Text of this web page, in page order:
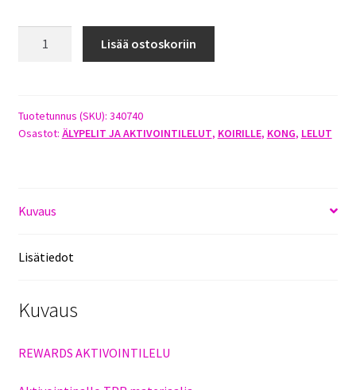
L
määrä
Lisää ostoskoriin
Tuotetunnus (SKU): 340740
Osastot: ÄLYPELIT JA AKTIVOINTILELUT, KOIRILLE, KONG, LELUT
Kuvaus
Lisätiedot
Kuvaus
REWARDS AKTIVOINTILELU